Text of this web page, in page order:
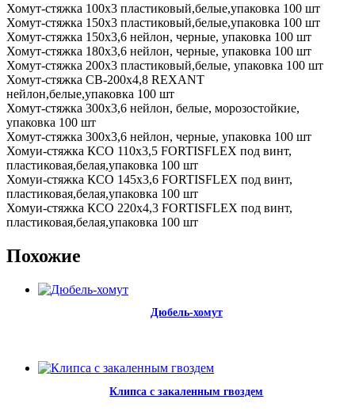
Хомут-стяжка 100х3 пластиковый,белые,упаковка 100 шт
Хомут-стяжка 150х3 пластиковый,белые,упаковка 100 шт
Хомут-стяжка 150х3,6 нейлон, черные, упаковка 100 шт
Хомут-стяжка 180х3,6 нейлон, черные, упаковка 100 шт
Хомут-стяжка 200х3 пластиковый,белые, упаковка 100 шт
Хомут-стяжка СВ-200х4,8 REXANT
нейлон,белые,упаковка 100 шт
Хомут-стяжка 300х3,6 нейлон, белые, морозостойкие,
упаковка 100 шт
Хомут-стяжка 300х3,6 нейлон, черные, упаковка 100 шт
Хомуи-стяжка КСО 110х3,5 FORTISFLEX под винт,
пластиковая,белая,упаковка 100 шт
Хомуи-стяжка КСО 145х3,6 FORTISFLEX под винт,
пластиковая,белая,упаковка 100 шт
Хомуи-стяжка КСО 220х4,3 FORTISFLEX под винт,
пластиковая,белая,упаковка 100 шт
Похожие
Дюбель-хомут
Клипса с закаленным гвоздем